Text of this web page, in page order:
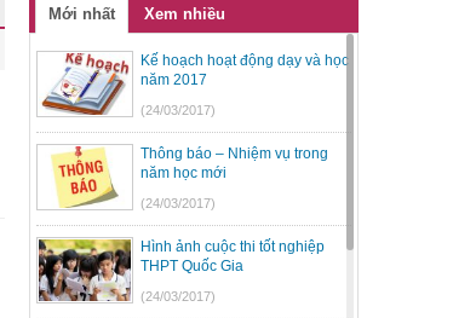
Mới nhất Xem nhiều
Kế hoạch hoạt động dạy và học
năm 2017
(24/03/2017)
Thông báo – Nhiệm vụ trong
năm học mới
(24/03/2017)
Hình ảnh cuộc thi tốt nghiệp
THPT Quốc Gia
(24/03/2017)